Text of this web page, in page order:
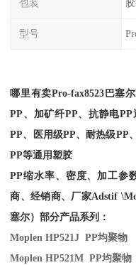
包装
型号
哪里有卖Pro-fax8523巴塞
PP、加矿纤PP、抗静电
PP、医用级PP、耐热级PP
PP等通用塑胶
PP缩水率、密度、加工参
商、经销商、厂家Adstif
塞尔）部分产品系列：
Moplen HP521J PP均聚物
Moplen HP521M PP均聚物